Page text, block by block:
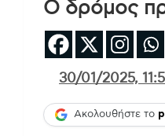
Ο δρόμος
30/01/2025,
Ακολουθήστε το